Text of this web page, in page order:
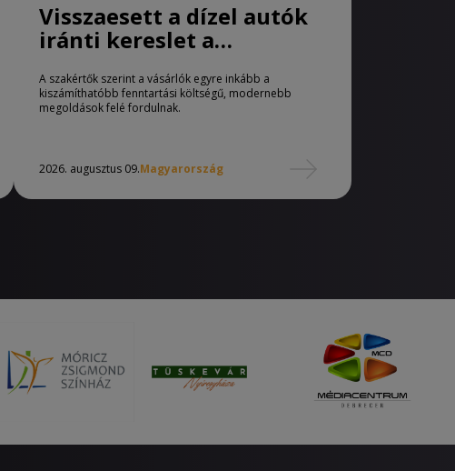
Visszaesett a dízel autók
iránti kereslet a
A szakértők szerint a vásárlók egyre inkább a
kiszámíthatóbb fenntartási költségű, modernebb
megoldások felé fordulnak.
2026. augusztus 09.Magyarország